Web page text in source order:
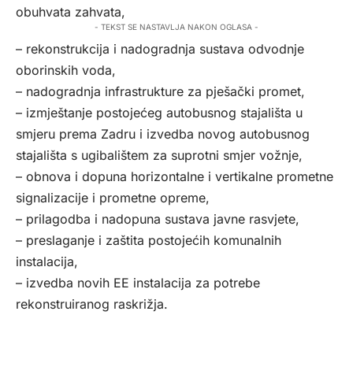
obuhvata zahvata,
- TEKST SE NASTAVLJA NAKON OGLASA -
– rekonstrukcija i nadogradnja sustava odvodnje
oborinskih voda,
– nadogradnja infrastrukture za pješački promet,
– izmještanje postojećeg autobusnog stajališta u
smjeru prema Zadru i izvedba novog autobusnog
stajališta s ugibalištem za suprotni smjer vožnje,
– obnova i dopuna horizontalne i vertikalne prometne
signalizacije i prometne opreme,
– prilagodba i nadopuna sustava javne rasvjete,
– preslaganje i zaštita postojećih komunalnih
instalacija,
– izvedba novih EE instalacija za potrebe
rekonstruiranog raskrižja.